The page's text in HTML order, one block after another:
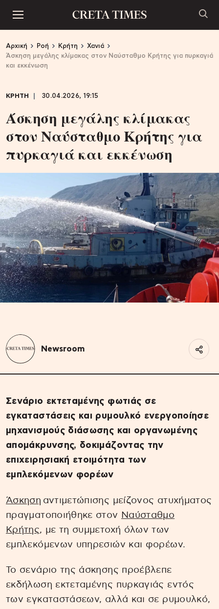
Αρχική Ροή Κρήτη
Χανιά
Άσκηση μεγάλης κλίμακας στον Ναύσταθμο Κρήτης για πυρκαγιά
και εκκένωση
ΚΡΗΤΗ 30.04.2026, 19:15
Άσκηση μεγάλης κλίμακας
στον Ναύσταθμο Κρήτης για
πυρκαγιά και εκκένωση
Newsroom
Σενάριο εκτεταμένης φωτιάς σε
εγκαταστάσεις και ρυμουλκό ενεργοποίησε
μηχανισμούς διάσωσης και οργανωμένης
απομάκρυνσης, δοκιμάζοντας την
επιχειρησιακή ετοιμότητα των
εμπλεκόμενων φορέων
Άσκηση αντιμετώπισης μείζονος ατυχήματος
πραγματοποιήθηκε στον Ναύσταθμο
Κρήτης, με τη συμμετοχή όλων των
εμπλεκόμενων υπηρεσιών και φορέων.
Το σενάριο της άσκησης προέβλεπε
εκδήλωση εκτεταμένης πυρκαγιάς εντός
των εγκαταστάσεων, αλλά και σε ρυμουλκό,